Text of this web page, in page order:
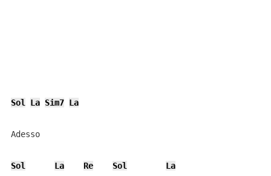
Sol La Sim7 La
Adesso
Sol La Re Sol
La